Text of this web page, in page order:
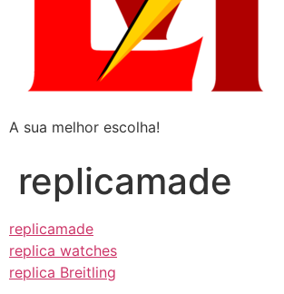
A sua melhor escolha!
replicamade
replicamade
replica watches
replica Breitling